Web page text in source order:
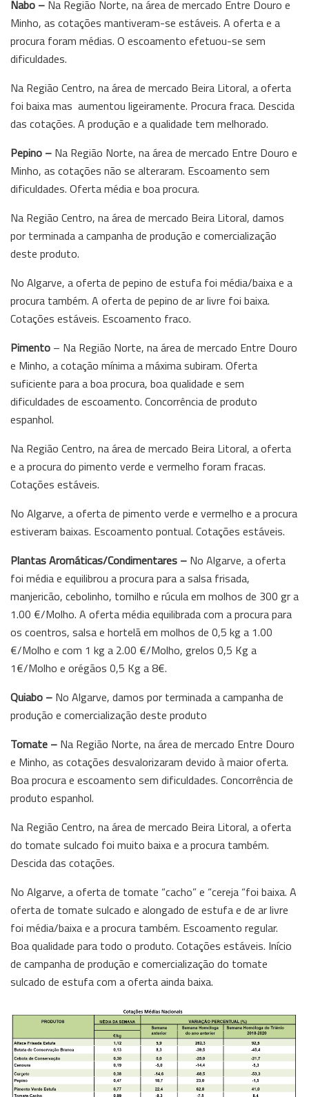
Nabo – Na Região Norte, na área de mercado Entre Douro e
Minho, as cotações mantiveram-se estáveis. A oferta e a
procura foram médias. O escoamento efetuou-se sem
dificuldades.
Na Região Centro, na área de mercado Beira Litoral, a oferta
foi baixa mas aumentou ligeiramente. Procura fraca. Descida
das cotações. A produção e a qualidade tem melhorado.
Pepino – Na Região Norte, na área de mercado Entre Douro e
Minho, as cotações não se alteraram. Escoamento sem
dificuldades. Oferta média e boa procura.
Na Região Centro, na área de mercado Beira Litoral, damos
por terminada a campanha de produção e comercialização
deste produto.
No Algarve, a oferta de pepino de estufa foi média/baixa e a
procura também. A oferta de pepino de ar livre foi baixa.
Cotações estáveis. Escoamento fraco.
Pimento – Na Região Norte, na área de mercado Entre Douro
e Minho, a cotação mínima a máxima subiram. Oferta
suficiente para a boa procura, boa qualidade e sem
dificuldades de escoamento. Concorrência de produto
espanhol.
Na Região Centro, na área de mercado Beira Litoral, a oferta
e a procura do pimento verde e vermelho foram fracas.
Cotações estáveis.
No Algarve, a oferta de pimento verde e vermelho e a procura
estiveram baixas. Escoamento pontual. Cotações estáveis.
Plantas Aromáticas/Condimentares – No Algarve, a oferta
foi média e equilibrou a procura para a salsa frisada,
manjericão, cebolinho, tomilho e rúcula em molhos de 300 gr a
1.00 €/Molho. A oferta média equilibrada com a procura para
os coentros, salsa e hortelã em molhos de 0,5 kg a 1.00
€/Molho e com 1 kg a 2.00 €/Molho, grelos 0,5 Kg a
1€/Molho e orégãos 0,5 Kg a 8€.
Quiabo – No Algarve, damos por terminada a campanha de
produção e comercialização deste produto
Tomate – Na Região Norte, na área de mercado Entre Douro
e Minho, as cotações desvalorizaram devido à maior oferta.
Boa procura e escoamento sem dificuldades. Concorrência de
produto espanhol.
Na Região Centro, na área de mercado Beira Litoral, a oferta
do tomate sulcado foi muito baixa e a procura também.
Descida das cotações.
No Algarve, a oferta de tomate “cacho” e “cereja “foi baixa. A
oferta de tomate sulcado e alongado de estufa e de ar livre
foi média/baixa e a procura também. Escoamento regular.
Boa qualidade para todo o produto. Cotações estáveis. Início
de campanha de produção e comercialização do tomate
sulcado de estufa com a oferta ainda baixa.